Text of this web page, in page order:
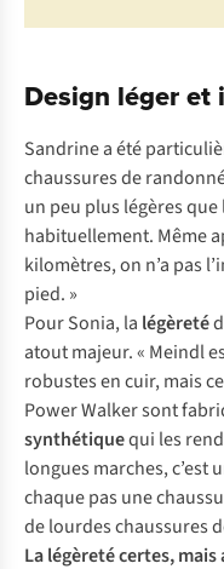
Design léger et
Sandrine a été
chaussures de
un peu plus légères que
habituellement. Même
kilomètres, on n’a pas
pied. »
Pour Sonia, la légèreté
atout majeur. « Meindl
robustes en cuir, mais
Power Walker sont
synthétiquequi les
longues marches, c’est
chaque pas une
de lourdes chaussures
La légèreté certes,